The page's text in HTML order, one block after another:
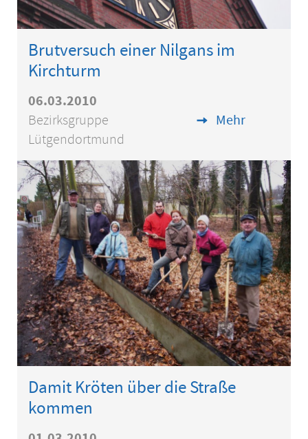
Brutversuch einer Nilgans im
Kirchturm
06.03.2010
Bezirksgruppe
Lütgendortmund
Mehr
Damit Kröten über die Straße
kommen